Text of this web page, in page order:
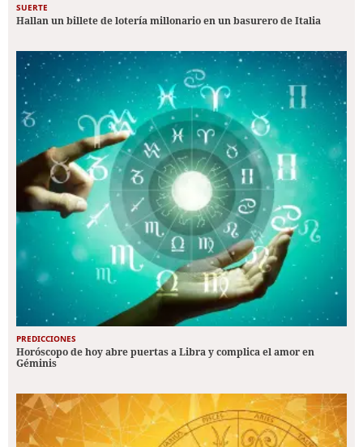
SUERTE
Hallan un billete de lotería millonario en un basurero de Italia
PREDICCIONES
Horóscopo de hoy abre puertas a Libra y complica el amor en
Géminis